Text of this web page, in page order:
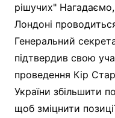
рішучих"
Лондоні
Генеральний
підтвердив свою
проведення Кір
України збільшити
щоб зміцнити